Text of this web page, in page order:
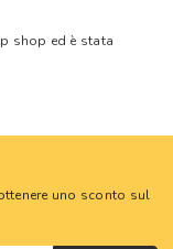
shop ed è stata
uno sconto sul